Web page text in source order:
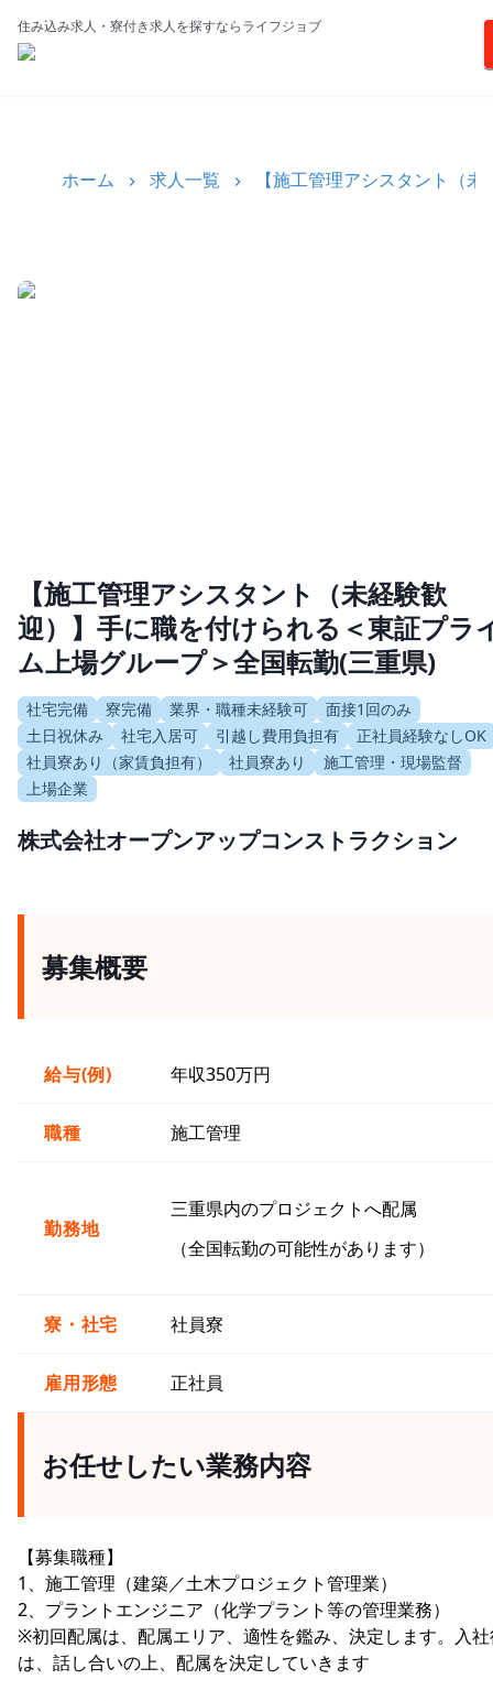
住み込み求人・寮付き求人を探すならライフジョブ
ホーム 求人一覧 【施工管理アシスタント（
【施工管理アシスタント（未経験歓
迎）】手に職を付けられる＜東証プラ
ム上場グループ＞全国転勤(三重県)
社宅完備 寮完備 業界・職種未経験可
面接1回のみ
土日祝休み
社宅入居可 引越し費用負担有
正社員経験なしOK
社員寮あり（家賃負担有）
社員寮あり
施工管理・現場監督
上場企業
株式会社オープンアップコンストラクション
募集概要
給与(例) 年収350万円
職種 施工管理
勤務地
三重県内のプロジェクトへ配属
（全国転勤の可能性があります）
寮・社宅 社員寮
雇用形態 正社員
お任せしたい業務内容
【募集職種】
1、施工管理（建築／土木プロジェクト管理業）
2、プラントエンジニア（化学プラント等の管理業務）
※初回配属は、配属エリア、適性を鑑み、決定します。入
は、話し合いの上、配属を決定していきます